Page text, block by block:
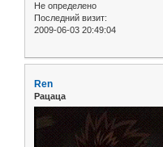
Не определено
Последний визит:
2009-06-03 20:49:04
Ren
Рацаца